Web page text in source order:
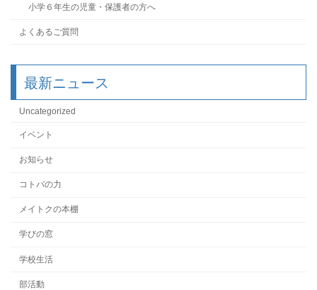
小学６年生の児童・保護者の方へ
よくあるご質問
最新ニュース
Uncategorized
イベント
お知らせ
コトバの力
メイトクの本棚
学びの窓
学校生活
部活動